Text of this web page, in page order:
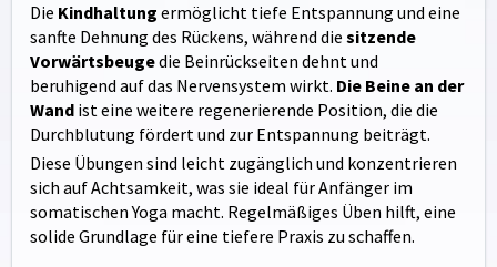
Die Kindhaltung ermöglicht tiefe Entspannung und eine
sanfte Dehnung des Rückens, während die sitzende
Vorwärtsbeugedie Beinrückseiten dehnt und
beruhigend auf das Nervensystem wirkt. Die Beine an der
Wand ist eine weitere regenerierende Position, die die
Durchblutung fördert und zur Entspannung beiträgt.
Diese Übungen sind leicht zugänglich und konzentrieren
sich auf Achtsamkeit, was sie ideal für Anfänger im
somatischen Yoga macht. Regelmäßiges Üben hilft, eine
solide Grundlage für eine tiefere Praxis zu schaffen.